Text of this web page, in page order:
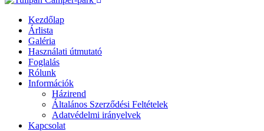
Kezdőlap
Árlista
Galéria
Használati útmutató
Foglalás
Rólunk
Információk
Házirend
Általános Szerződési Feltételek
Adatvédelmi irányelvek
Kapcsolat